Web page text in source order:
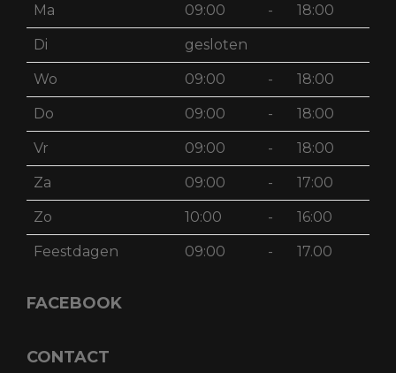
Ma 09:00 - 18:00
Di gesloten
Wo 09:00 - 18:00
Do 09:00 - 18:00
Vr 09:00 - 18:00
Za 09:00 - 17:00
Zo 10:00 - 16:00
Feestdagen 09:00 - 17.00
FACEBOOK
CONTACT